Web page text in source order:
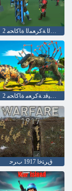
2 ﺔﻴﻤﺤﻠﻤﻟﺍ ﺔﻛﺮﻌﻤﻟﺍ ﺓﺎﻛﺎﺤﻣ
2 ﺎًﻣﺎﻤﺗ ﺔﻘﻴﻗﺩ ﺔﻛﺮﻌﻣ ﺓﺎﻛﺎﺤﻣ
ﻕﺮﺘﺧﺍ 1917 ﺏﺮﺣ